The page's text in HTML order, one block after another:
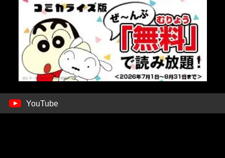
YouTube